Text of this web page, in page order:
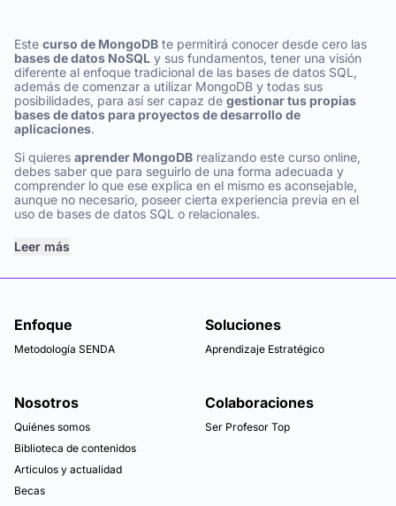
Este curso de MongoDB te permitirá conocer desde cero las
bases de datos NoSQL y sus fundamentos, tener una visión
diferente al enfoque tradicional de las bases de datos SQL,
además de comenzar a utilizar MongoDB y todas sus
posibilidades, para así ser capaz de gestionar tus propias
bases de datos para proyectos de desarrollo de
aplicaciones.
Si quieres aprender MongoDB realizando este curso online,
debes saber que para seguirlo de una forma adecuada y
comprender lo que ese explica en el mismo es aconsejable,
aunque no necesario, poseer cierta experiencia previa en el
uso de bases de datos SQL o relacionales.
Leer más
Enfoque
Metodología SENDA
Soluciones
Aprendizaje Estratégico
Nosotros
Quiénes somos
Biblioteca de contenidos
Articulos y actualidad
Becas
Colaboraciones
Ser Profesor Top